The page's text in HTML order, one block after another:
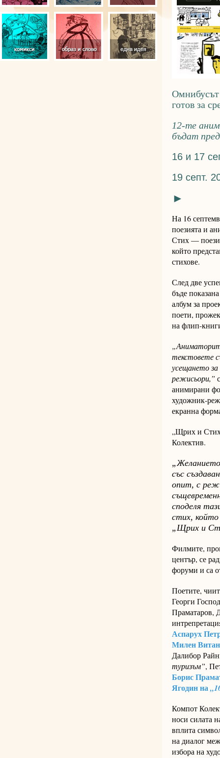
готов за
12-те
бъдат
16 и 17
19 септ.
►
На 16
поезията и
Стих —
който
стихове.
След две
бъде
албум за
поети,
на флип-
текстовете
усещането
режисьори,”
анимирани
художник-
екранна
„Щрих и
Колектив.
със
опит, с
споделя
стих,
„Щрих и
Филмите,
център, се
форуми и са
Поетите,
Георги
Праматаров,
Аспарух
Милен
Далибор
туризъм”,
Борис
Ягодин на
Компот
носи силата
вплита
на диалог
избора на